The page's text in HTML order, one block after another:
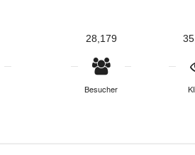
28,179
Besucher